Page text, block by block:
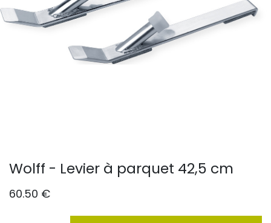
Wolff - Levier à parquet 42,5 cm
60.50 €